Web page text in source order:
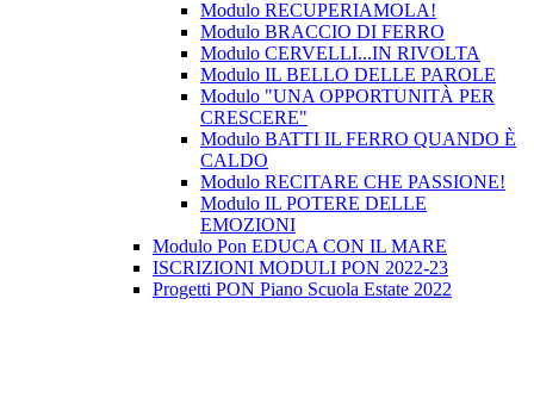
Modulo RECUPERIAMOLA!
Modulo BRACCIO DI FERRO
Modulo CERVELLI...IN RIVOLTA
Modulo IL BELLO DELLE PAROLE
Modulo "UNA OPPORTUNITÀ PER
CRESCERE"
Modulo BATTI IL FERRO QUANDO È
CALDO
Modulo RECITARE CHE PASSIONE!
Modulo IL POTERE DELLE
EMOZIONI
Modulo Pon EDUCA CON IL MARE
ISCRIZIONI MODULI PON 2022-23
Progetti PON Piano Scuola Estate 2022